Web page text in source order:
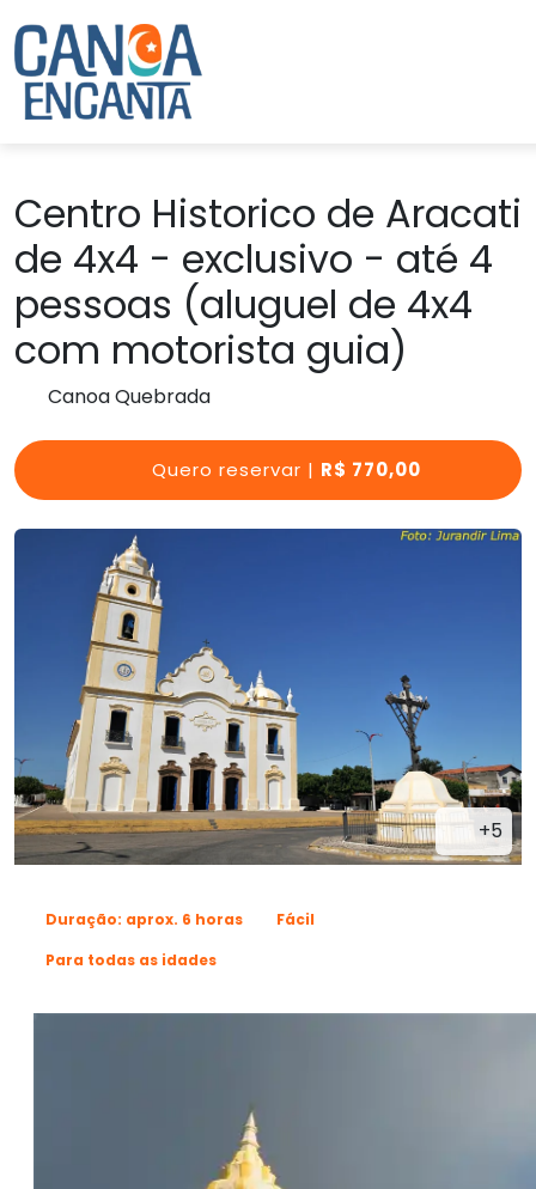
Centro Historico de Aracati
de 4x4 - exclusivo - até 4
pessoas (aluguel de 4x4
com motorista guia)
Canoa Quebrada
Quero reservar | R$ 770,00
+5
Duração: aprox. 6 horas
Fácil
Para todas as idades